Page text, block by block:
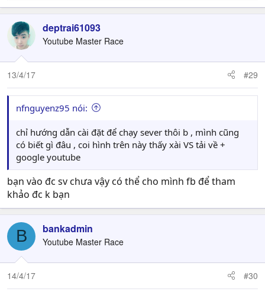
e
c
t
i
o
n
s
:
deptrai61093
Youtube Master Race
13/4/17 #29
nfnguyenz95 nói:
chỉ hướng dẫn cài đặt để chạy sever thôi b , mình cũng
có biết gì đâu , coi hình trên này thấy xài VS tải về +
google youtube
bạn vào đc sv chưa vậy có thể cho mình fb để tham
khảo đc k bạn
B bankadmin
Youtube Master Race
14/4/17 #30